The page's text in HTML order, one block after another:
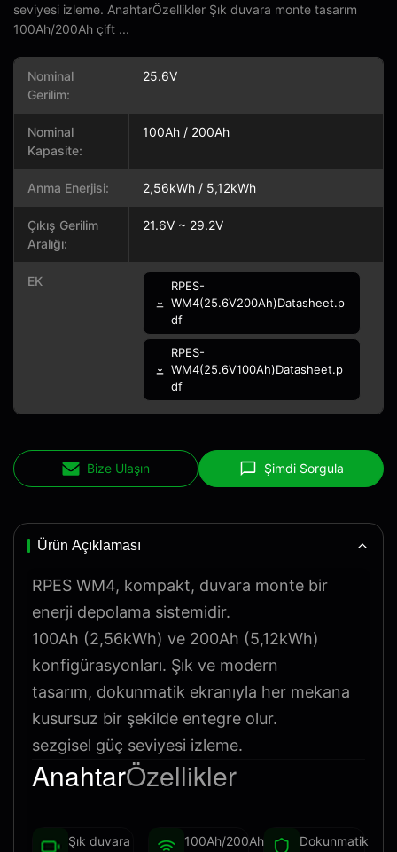
seviyesi izleme. AnahtarÖzellikler Şık duvara monte tasarım
100Ah/200Ah çift ...
Nominal
Gerilim:
25.6V
Nominal
Kapasite:
100Ah / 200Ah
Anma Enerjisi: 2,56kWh / 5,12kWh
Çıkış Gerilim
Aralığı:
21.6V ~ 29.2V
EK
RPES-
WM4(25.6V200Ah)Datasheet.p
df
RPES-
WM4(25.6V100Ah)Datasheet.p
df
Bize Ulaşın Şimdi Sorgula
Ürün Açıklaması
RPES WM4, kompakt, duvara monte bir
enerji depolama sistemidir.
100Ah (2,56kWh) ve 200Ah (5,12kWh)
konfigürasyonları. Şık ve modern
tasarım, dokunmatik ekranıyla her mekana
kusursuz bir şekilde entegre olur.
sezgisel güç seviyesi izleme.
AnahtarÖzellikler
Şık duvara
100Ah/200Ah
Dokunmatik